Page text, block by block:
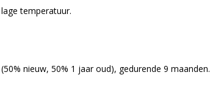
temperatuur.
nieuw, 50% 1 jaar oud), gedurende 9 maanden.